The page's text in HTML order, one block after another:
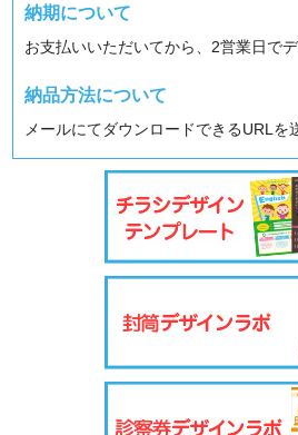
納期について
お支払いいただいてから、2営業日で
納品方法について
メールにてダウンロードできるURLを